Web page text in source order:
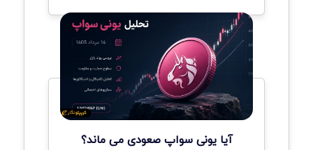
آیا یونی سواپ صعودی می ماند؟